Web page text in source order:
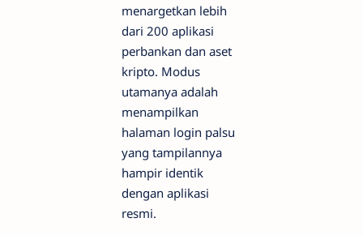
menargetkan lebih
dari 200 aplikasi
perbankan dan aset
kripto. Modus
utamanya adalah
menampilkan
halaman login palsu
yang tampilannya
hampir identik
dengan aplikasi
resmi.